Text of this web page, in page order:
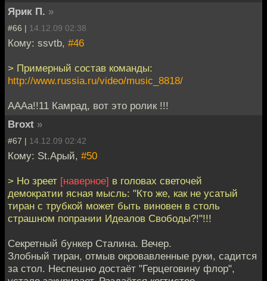
Ярик П. »
#66 | 14.12.09 02:38
Кому: ssvtb, #46
> Примерный состав команды:
http://www.russia.ru/video/music_8818/
АААа!!11 Камрад, вот это ролик !!!
Broxt »
#67 | 14.12.09 02:42
Кому: St.Арый, #50
> Но зреет [наверное] в головах светочей
демократии ясная мысль: "Кто же, как не усатый
тиран с трубкой может быть виновен в столь
страшном попрании Идеалов Свободы?!"!!!
Секретный бункер Сталина. Вечер.
Злобный тиран, отмыв окровавленные руки, садится
за стол. Неспешно достаёт "Герцеговину флор",